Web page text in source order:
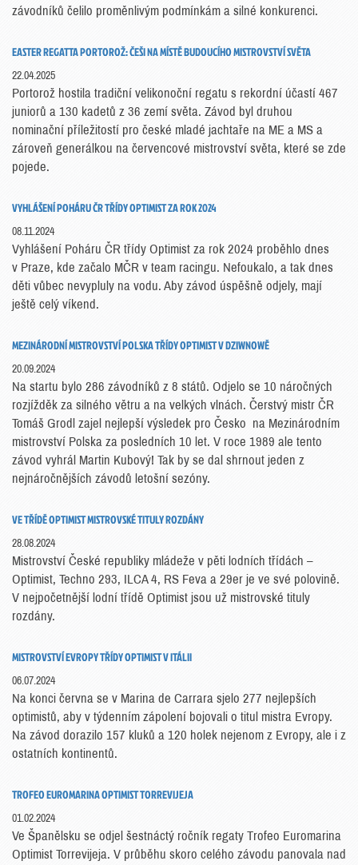
závodníků čelilo proměnlivým podmínkám a silné konkurenci.
EASTER REGATTA PORTOROŽ: ČEŠI NA MÍSTĚ BUDOUCÍHO MISTROVSTVÍ SVĚTA
22.04.2025
Portorož hostila tradiční velikonoční regatu s rekordní účastí 467
juniorů a 130 kadetů z 36 zemí světa. Závod byl druhou
nominační příležitostí pro české mladé jachtaře na ME a MS a
zároveň generálkou na červencové mistrovství světa, které se zde
pojede.
VYHLÁŠENÍ POHÁRU ČR TŘÍDY OPTIMIST ZA ROK 2024
08.11.2024
Vyhlášení Poháru ČR třídy Optimist za rok 2024 proběhlo dnes
v Praze, kde začalo MČR v team racingu. Nefoukalo, a tak dnes
děti vůbec nevypluly na vodu. Aby závod úspěšně odjely, mají
ještě celý víkend.
MEZINÁRODNÍ MISTROVSTVÍ POLSKA TŘÍDY OPTIMIST V DZIWNOWĚ
20.09.2024
Na startu bylo 286 závodníků z 8 států. Odjelo se 10 náročných
rozjížděk za silného větru a na velkých vlnách. Čerstvý mistr ČR
Tomáš Grodl zajel nejlepší výsledek pro Česko na Mezinárodním
mistrovství Polska za posledních 10 let. V roce 1989 ale tento
závod vyhrál Martin Kubový! Tak by se dal shrnout jeden z
nejnáročnějších závodů letošní sezóny.
VE TŘÍDĚ OPTIMIST MISTROVSKÉ TITULY ROZDÁNY
28.08.2024
Mistrovství České republiky mládeže v pěti lodních třídách –
Optimist, Techno 293, ILCA 4, RS Feva a 29er je ve své polovině.
V nejpočetnější lodní třídě Optimist jsou už mistrovské tituly
rozdány.
MISTROVSTVÍ EVROPY TŘÍDY OPTIMIST V ITÁLII
06.07.2024
Na konci června se v Marina de Carrara sjelo 277 nejlepších
optimistů, aby v týdenním zápolení bojovali o titul mistra Evropy.
Na závod dorazilo 157 kluků a 120 holek nejenom z Evropy, ale i z
ostatních kontinentů.
TROFEO EUROMARINA OPTIMIST TORREVIJEJA
01.02.2024
Ve Španělsku se odjel šestnáctý ročník regaty Trofeo Euromarina
Optimist Torrevijeja. V průběhu skoro celého závodu panovala nad